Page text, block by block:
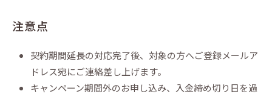
注意点
契約期間延長の対応完了後、対象の方へご登録メールア
ドレス宛にご連絡差し上げます。
キャンペーン期間外のお申し込み、入金締め切り日を過